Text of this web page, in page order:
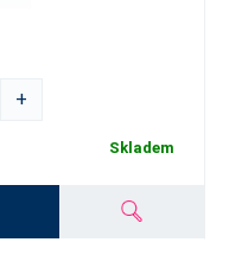
+
Skladem